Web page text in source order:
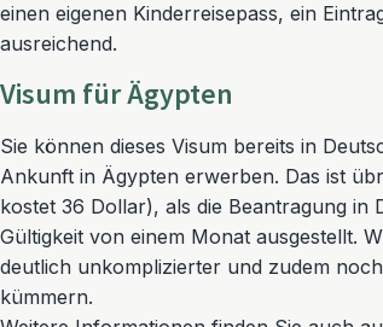
einen eigenen Kinderreisepass, ein
ausreichend.
Visum für Ägypten
Sie können dieses Visum bereits in
Ankunft in Ägypten erwerben. Das ist
kostet 36 Dollar), als die Beantragung in
Gültigkeit von einem Monat ausgestellt.
deutlich unkomplizierter und zudem
kümmern.